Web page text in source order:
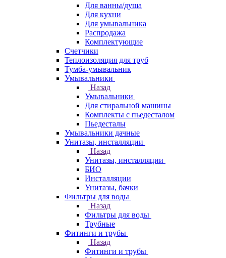
Для ванны/душа
Для кухни
Для умывальника
Распродажа
Комплектующие
Счетчики
Теплоизоляция для труб
Тумба-умывальник
Умывальники
Назад
Умывальники
Для стиральной машины
Комплекты с пьедесталом
Пьедесталы
Умывальники дачные
Унитазы, инсталляции
Назад
Унитазы, инсталляции
БИО
Инсталляции
Унитазы, бачки
Фильтры для воды
Назад
Фильтры для воды
Трубные
Фитинги и трубы
Назад
Фитинги и трубы